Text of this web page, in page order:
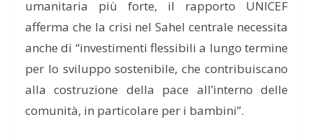
umanitaria più forte, il rapporto UNICEF
afferma che la crisi nel Sahel centrale necessita
anche di “investimenti flessibili a lungo termine
per lo sviluppo sostenibile, che contribuiscano
alla costruzione della pace all’interno delle
comunità, in particolare per i bambini”.